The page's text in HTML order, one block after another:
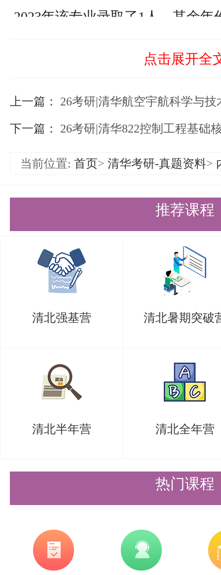
2023年该专业录取了1人，其余
于考生来说，每一个录取名额都
在备考过程中，考生要充分利用
争力。盛世清北拥有丰富的教学
还是模拟考试、答疑解惑，盛世
复试重要性：不可忽视的关键环节
即使考生的初试分数达到了复试
为复试会淘汰一部分考生。复试
方面。考生在备考初试的同时，
提升。
模拟面试，考生可以熟悉复试流
现，给出针对性的建议和指导，
最佳水平。
考研清华航空宇航科学与技术专
专业知识、良好的综合素质和坚
点击展开全
上一篇： 26考研|清华航空宇航科学与技术考
下一篇： 26考研|清华822控制工程基础
当前位置: 首页> 清华考研-真题资料>
推荐课程
清北强基营 清北暑期突破
清北半年营 清北全年营
热门课程